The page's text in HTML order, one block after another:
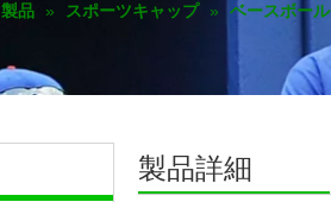
製品 » スポーツキャップ » ベースボー
製品詳細